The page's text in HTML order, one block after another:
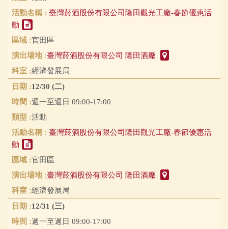
臺灣菸酒股份有限公司隆田觀光工廠-春節優惠活
動
官田區
臺灣菸酒股份有限公司 隆田酒廠
經濟發展局
12/30 (二)
週一至週日 09:00-17:00
活動
臺灣菸酒股份有限公司隆田觀光工廠-春節優惠活
動
官田區
臺灣菸酒股份有限公司 隆田酒廠
經濟發展局
12/31 (三)
週一至週日 09:00-17:00